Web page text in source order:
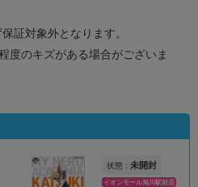
証対象外となります。
度のキズがある場合がございま
状態 : 未開封
イオンモール旭川駅前店